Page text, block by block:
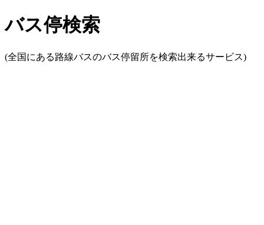
バス停検索
(全国にある路線バスのバス停留所を検索出来るサービス)